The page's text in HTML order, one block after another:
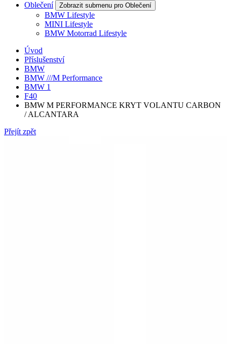
Oblečení
Zobrazit submenu pro Oblečení
BMW Lifestyle
MINI Lifestyle
BMW Motorrad Lifestyle
Úvod
Příslušenství
BMW
BMW ///M Performance
BMW 1
F40
BMW M PERFORMANCE KRYT VOLANTU CARBON
/ ALCANTARA
Přejít zpět